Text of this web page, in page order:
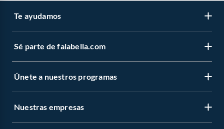
Te ayudamos
Sé parte de falabella.com
Únete a nuestros programas
Nuestras empresas